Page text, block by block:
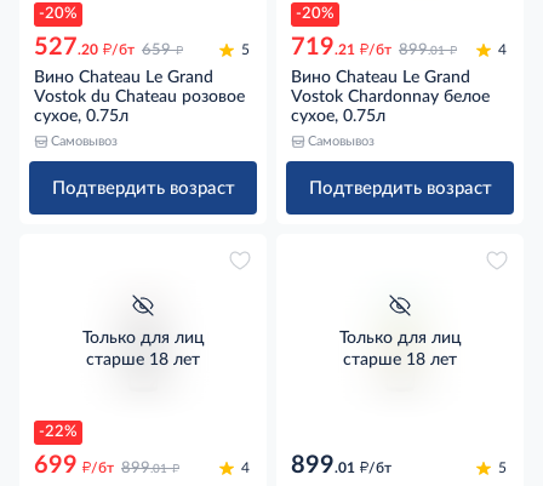
-20%
527.20 д/бт 659 д 5
Вино Chateau Le Grand
Vostok du Chateau розовое
сухое, 0.75л
Самовывоз
Подтвердить возраст
-20%
719.21 д/бт 899.01 д 4
Вино Chateau Le Grand
Vostok Chardonnay белое
сухое, 0.75л
Самовывоз
Подтвердить возраст
-22%
Только для лиц
старше 18 лет
699 д/бт 899.01 д 4
Только для лиц
старше 18 лет
899.01 д/бт 5